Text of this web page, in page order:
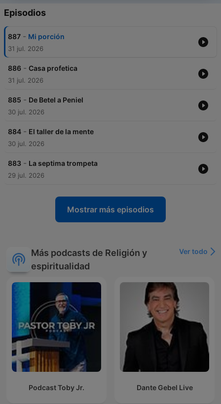
Episodios
887 - Mi porción
31 jul. 2026
886 - Casa profetica
31 jul. 2026
885 - De Betel a Peniel
30 jul. 2026
884 - El taller de la mente
30 jul. 2026
883 - La septima trompeta
29 jul. 2026
Mostrar más episodios
Más podcasts de Religión y
espiritualidad
Ver todo
Podcast Toby Jr. Dante Gebel Live